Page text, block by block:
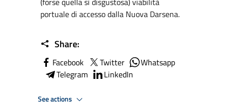
portuale di accesso dalla Nuova Darsena.
Share:
Facebook Twitter
Whatsapp
Telegram
LinkedIn
See actions